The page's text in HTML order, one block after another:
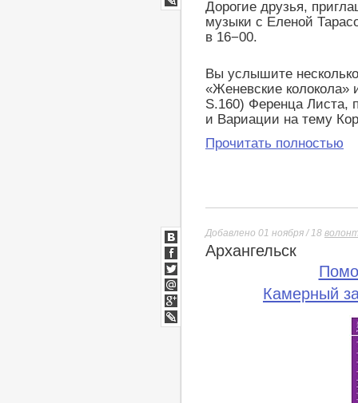
Дорогие друзья,
музыки с Еленой
в 16−00.
Вы услышите
«Женевские колокола»
S.160) Ференца Листа,
и Вариации на тему
Прочитать полностью
LiveJournal
Добавлено 01 ноября / 18
Архангельск
Камерный
ВКонтакте
Facebook
Twitter
Мой
Мир
Google+
lj